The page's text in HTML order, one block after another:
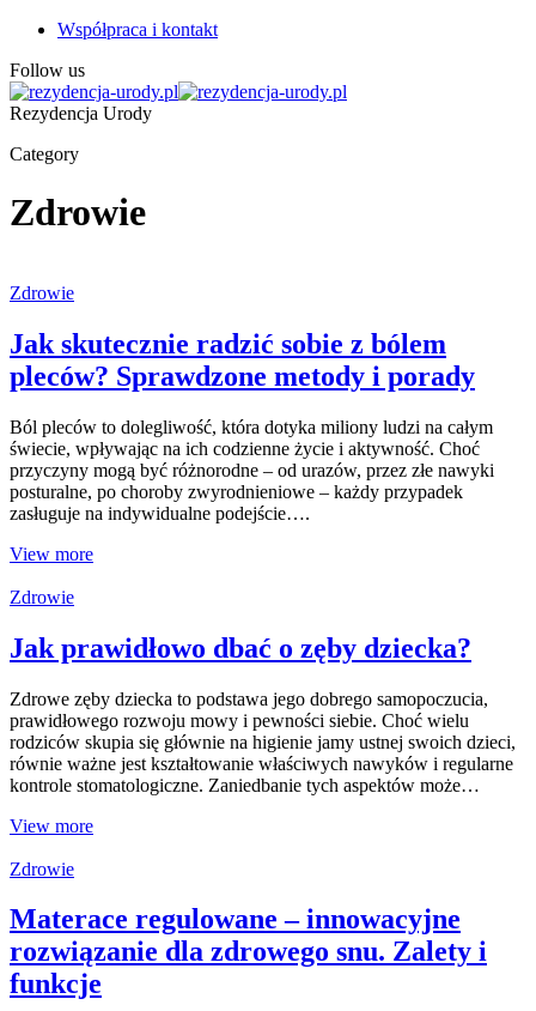
Współpraca i kontakt
Follow us
Rezydencja Urody
Category
Zdrowie
Zdrowie
Jak skutecznie radzić sobie z bólem
pleców? Sprawdzone metody i porady
Ból pleców to dolegliwość, która dotyka miliony ludzi na całym
świecie, wpływając na ich codzienne życie i aktywność. Choć
przyczyny mogą być różnorodne – od urazów, przez złe nawyki
posturalne, po choroby zwyrodnieniowe – każdy przypadek
zasługuje na indywidualne podejście….
View more
Zdrowie
Jak prawidłowo dbać o zęby dziecka?
Zdrowe zęby dziecka to podstawa jego dobrego samopoczucia,
prawidłowego rozwoju mowy i pewności siebie. Choć wielu
rodziców skupia się głównie na higienie jamy ustnej swoich dzieci,
równie ważne jest kształtowanie właściwych nawyków i regularne
kontrole stomatologiczne. Zaniedbanie tych aspektów może…
View more
Zdrowie
Materace regulowane – innowacyjne
rozwiązanie dla zdrowego snu. Zalety i
funkcje